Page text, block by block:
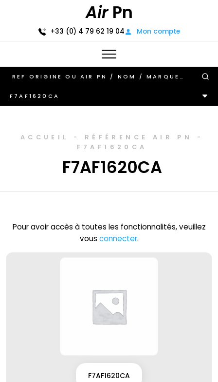
AirPn
+33 (0) 4 79 62 19 04 Mon compte
F7AF1620CA
ACCUEIL - RÉFÉRENCE AIR PN
-
F7AF1620CA
F7AF1620CA
Pour avoir accès à toutes les fonctionnalités, veuillez
vous connecter.
F7AF1620CA